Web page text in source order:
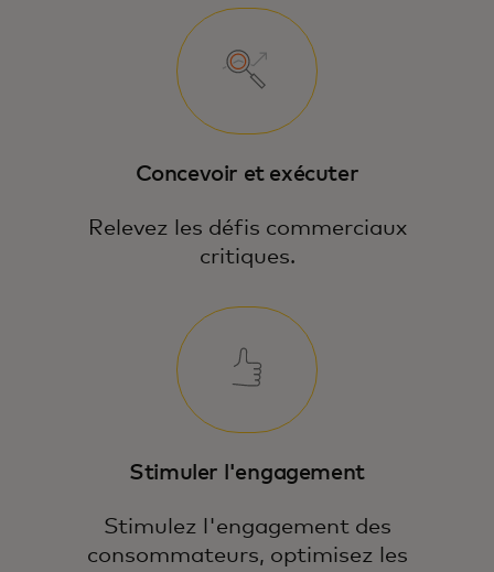
Concevoir et exécuter
Relevez les défis commerciaux
critiques.
Stimuler l'engagement
Stimulez l'engagement des
consommateurs, optimisez les